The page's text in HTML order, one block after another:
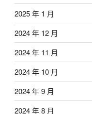
2025 年 1 月
2024 年 12 月
2024 年 11 月
2024 年 10 月
2024 年 9 月
2024 年 8 月